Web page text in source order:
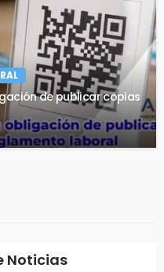
de publicar copias
Noticias